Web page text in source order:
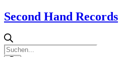
Second Hand Records
Products